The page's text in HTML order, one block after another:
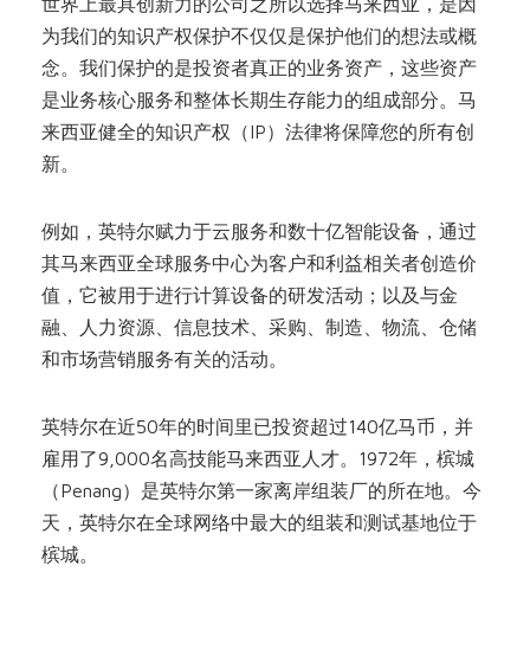
为我们的知识产权保护不仅仅是保护他们的想法或概
念。我们保护的是投资者真正的业务资产，这些资产
是业务核心服务和整体长期生存能力的组成部分。马
来西亚健全的知识产权（IP）法律将保障您的所有创
新。
例如，英特尔赋力于云服务和数十亿智能设备，通过
其马来西亚全球服务中心为客户和利益相关者创造价
值，它被用于进行计算设备的研发活动；以及与金
融、人力资源、信息技术、采购、制造、物流、仓储
和市场营销服务有关的活动。
英特尔在近50年的时间里已投资超过140亿马币，并
雇用了9,000名高技能马来西亚人才。1972年，槟城
（Penang）是英特尔第一家离岸组装厂的所在地。今
天，英特尔在全球网络中最大的组装和测试基地位于
槟城。